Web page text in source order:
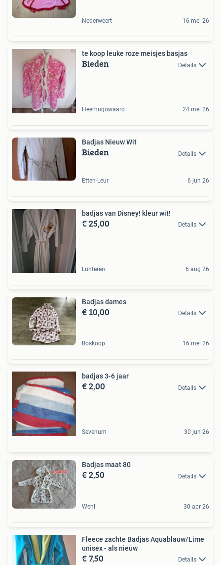
Nederweert 16 mei 26
te koop leuke roze meisjes basjas
Bieden Details
Heerhugowaard 24 mei 26
Badjas Nieuw Wit
Bieden Details
Etten-Leur 6 jun 26
badjas van Disney! kleur wit!
€ 25,00 Details
Lunteren 6 aug 26
Badjas dames
€ 10,00 Details
Boskoop 16 mei 26
badjas 3-6 jaar
€ 2,00 Details
Sevenum 30 jun 26
Badjas maat 80
€ 2,50 Details
Wehl 30 apr 26
Fleece zachte Badjas Aquablauw/Lime
unisex - als nieuw
€ 7,50 Details